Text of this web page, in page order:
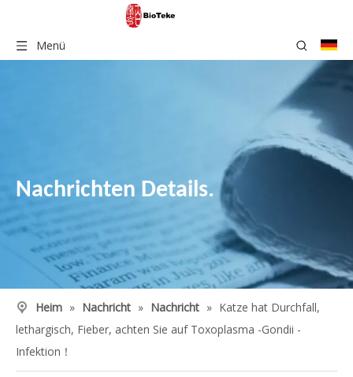
Menü
Nachrichten Details.
Heim » Nachricht » Nachricht » Katze hat Durchfall,
lethargisch, Fieber, achten Sie auf Toxoplasma -Gondii -
Infektion！